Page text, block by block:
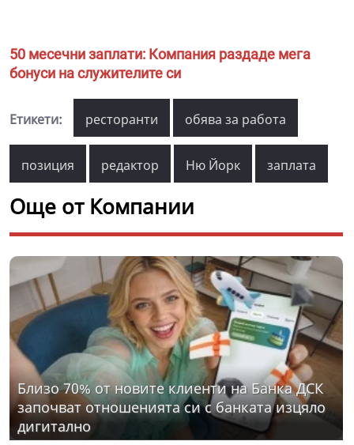
50 месечни заплати: Компания раздаде мега
бонуси на служителите си
Етикети: ресторанти обява за работа
позиция редактор Ню Йорк заплата
Още от Компании
Близо 70% от новите клиенти на Банка ДСК
започват отношенията си с банката изцяло
дигитално